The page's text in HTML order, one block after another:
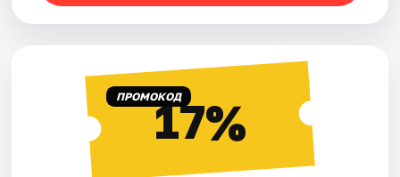
ПРОМОКОД17%